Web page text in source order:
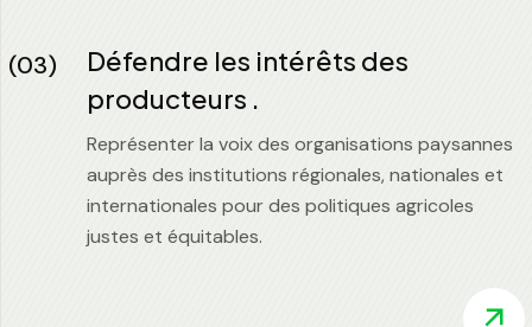
(03)
Défendre les intérêts des
producteurs .
Représenter la voix des organisations paysannes
auprès des institutions régionales, nationales et
internationales pour des politiques agricoles
justes et équitables.